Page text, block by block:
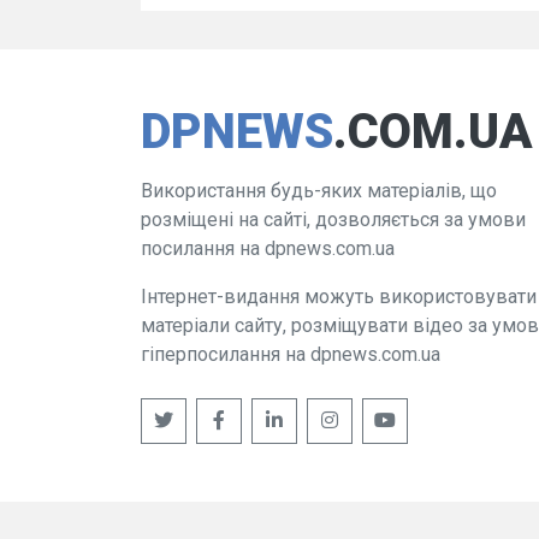
DPNEWS.COM.UA
Використання будь-яких матеріалів, що
розміщені на сайті, дозволяється за умови
посилання на dpnews.com.ua
Інтернет-видання можуть використовувати
матеріали сайту, розміщувати відео за
гіперпосилання на dpnews.com.ua